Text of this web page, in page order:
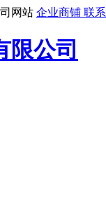
网站 企业商铺 联